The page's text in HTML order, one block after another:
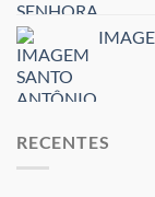
RECENTES